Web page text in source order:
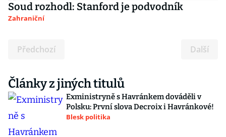
Soud rozhodl: Stanford je podvodník
Zahraniční
Předchozí Další
Články z jiných titulů
Exministryně s Havránkem dováděli v
Polsku: První slova Decroix i Havránkové!
Blesk politika